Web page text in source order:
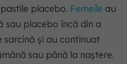
placebo. Femeile au
sau placebo încă din a
sarcină și au continuat
sau până la naștere.